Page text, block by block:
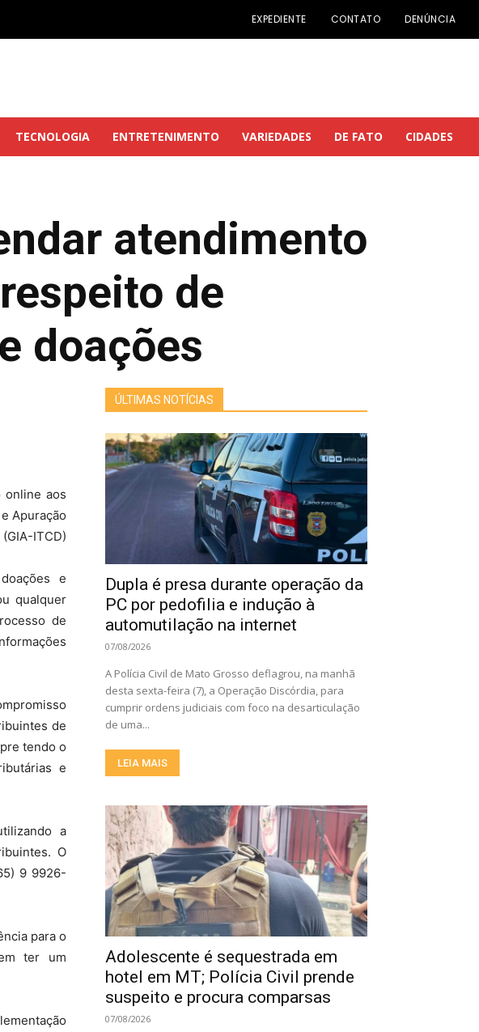
EXPEDIENTE CONTATO DENÚNCIA
TECNOLOGIA ENTRETENIMENTO VARIEDADES DE FATO CIDADES
atendimento
de
doações
online aos
Apuração
ITCD)
e
qualquer
de
de
tendo o
e
a
O
9 9926-
para o
ter um
ÚLTIMAS NOTÍCIAS
Dupla é presa durante operação da
PC por pedofilia e indução à
automutilação na internet
07/08/2026
A Polícia Civil de Mato Grosso deflagrou, na manhã
desta sexta-feira (7), a Operação Discórdia, para
cumprir ordens judiciais com foco na desarticulação
de uma...
LEIA MAIS
Adolescente é sequestrada em
hotel em MT; Polícia Civil prende
suspeito e procura comparsas
07/08/2026